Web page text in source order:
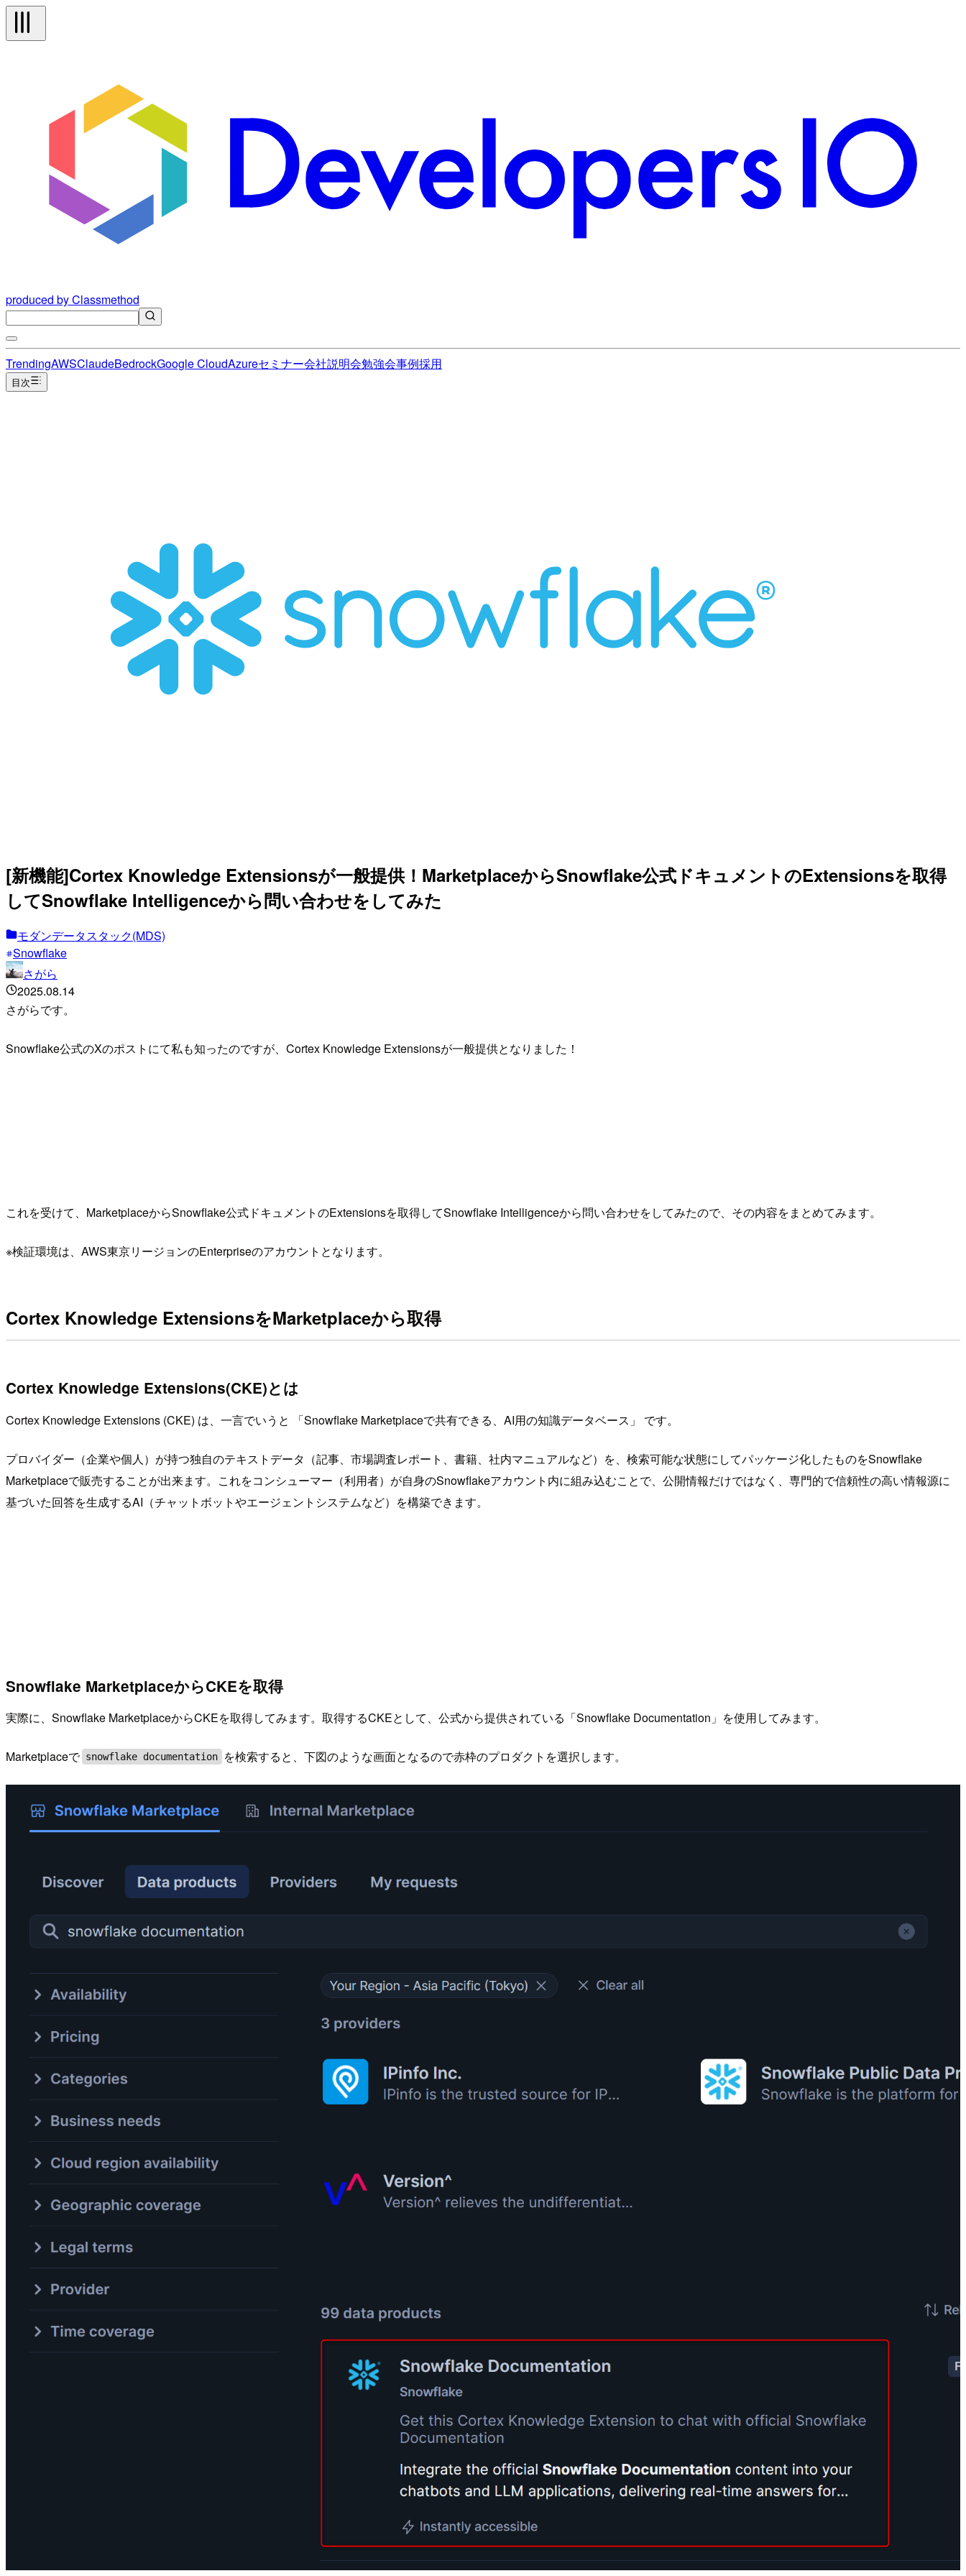
produced by Classmethod
TrendingAWSClaudeBedrockGoogle CloudAzureセミナー会社説明会勉強会事例採用
目次
[新機能]Cortex Knowledge Extensionsが一般提供！MarketplaceからSnowflake公式ドキュメントのExtensionsを取得
してSnowflake Intelligenceから問い合わせをしてみた
モダンデータスタック(MDS)
Snowflake
さがら
2025.08.14
さがらです。
Snowflake公式のXのポストにて私も知ったのですが、Cortex Knowledge Extensionsが一般提供となりました！
これを受けて、MarketplaceからSnowflake公式ドキュメントのExtensionsを取得してSnowflake Intelligenceから問い合わせをしてみたので、その内容をまとめてみます。
※検証環境は、AWS東京リージョンのEnterpriseのアカウントとなります。
Cortex Knowledge ExtensionsをMarketplaceから取得
Cortex Knowledge Extensions(CKE)とは
Cortex Knowledge Extensions (CKE) は、一言でいうと 「Snowflake Marketplaceで共有できる、AI用の知識データベース」 です。
プロバイダー（企業や個人）が持つ独自のテキストデータ（記事、市場調査レポート、書籍、社内マニュアルなど）を、検索可能な状態にしてパッケージ化したものをSnowflake
Marketplaceで販売することが出来ます。これをコンシューマー（利用者）が自身のSnowflakeアカウント内に組み込むことで、公開情報だけではなく、専門的で信頼性の高い情報源に
基づいた回答を生成するAI（チャットボットやエージェントシステムなど）を構築できます。
Snowflake MarketplaceからCKEを取得
実際に、Snowflake MarketplaceからCKEを取得してみます。取得するCKEとして、公式から提供されている「Snowflake Documentation」を使用してみます。
Marketplaceで snowflake documentation を検索すると、下図のような画面となるので赤枠のプロダクトを選択します。